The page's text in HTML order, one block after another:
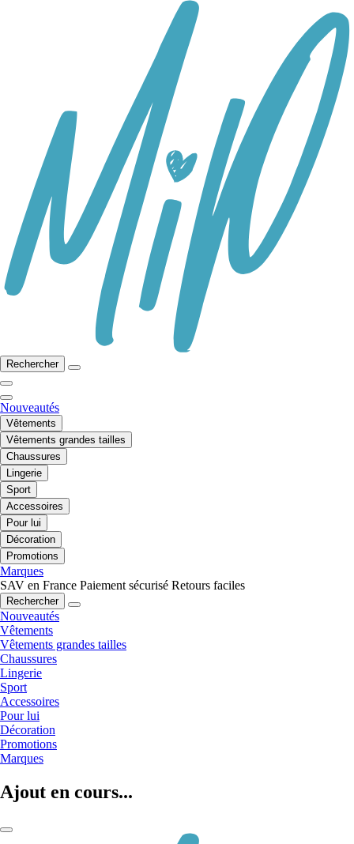
Rechercher
Nouveautés
Vêtements
Vêtements grandes tailles
Chaussures
Lingerie
Sport
Accessoires
Pour lui
Décoration
Promotions
Marques
SAV en France Paiement sécurisé Retours faciles
Rechercher
Nouveautés
Vêtements
Vêtements grandes tailles
Chaussures
Lingerie
Sport
Accessoires
Pour lui
Décoration
Promotions
Marques
Ajout en cours...